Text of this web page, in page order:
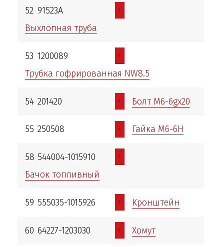
52 91523A
+
Выхлопная труба
53 1200089
+
Трубка гофрированная NW8.5
54 201420 + Болт М6-6gх20
55 250508 + Гайка М6-6Н
58 544004-1015910
+
Бачок топливный
59 555035-1015926 + Кронштейн
60 64227-1203030 + Хомут